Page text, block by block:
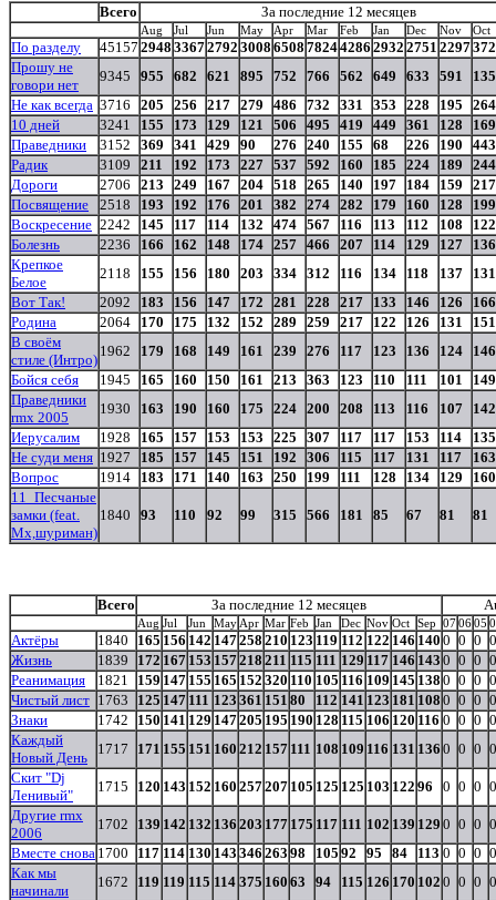
Всего За последние 12 месяцев
Aug Jul Jun May Apr Mar Feb Jan Dec Nov Oct
По разделу 45157 2948 33672792 3008 6508 78244286 2932 2751 2297
Прошу не
говори нет
9345 955 682 621 895 752 766 562 649 633 591
Не как всегда 3716 205 256 217 279 486 732 331 353 228 195
264
10 дней
3241 155 173 129 121 506 495 419 449 361 128
169
Праведники
3152 369 341 429 90 276 240 155 68 226 190
443
Радик
3109 211 192 173 227 537 592 160 185 224 189
244
Дороги
2706 213 249 167 204 518 265 140 197 184 159
217
Посвящение
2518 193 192 176 201 382 274 282 179 160 128
199
Воскресение 2242 145 117 114 132 474 567 116 113 112 108
122
Болезнь
2236 166 162 148 174 257 466 207 114 129 127
136
Крепкое
Белое
2118 155 156 180 203 334 312 116 134 118 137
131
Вот Так!
2092 183 156 147 172 281 228 217 133 146 126
166
Родина
2064 170 175 132 152 289 259 217 122 126 131
151
В своём
стиле (Интро)
1962 179 168 149 161 239 276 117 123 136 124
146
Бойся себя
1945 165 160 150 161 213 363 123 110 111 101
149
Праведники
rmx 2005
1930 163 190 160 175 224 200 208 113 116 107
142
Иерусалим
1928 165 157 153 153 225 307 117 117 153 114
135
Не суди меня 1927 185 157 145 151 192 306 115 117 131 117
163
Вопрос
1914 183 171 140 163 250 199 111 128 134 129
160
11_Песчаные
замки (feat.
Mx,шуриман)
1840 93 110 92 99 315 566 181 85 67 81 81
Всего За последние 12 месяцев
Aug Jul Jun May Apr Mar Feb Jan Dec Nov Oct Sep 070605
Актёры 1840 165 156 142 147258 210 123 119 112 122 146 140 0 0 0 0
Жизнь
1839 172 167 153 157218 211 115 111 129 117 146 143 0 0 0 0
Реанимация
1821 159 147 155 165 152 320 110 105 116 109 145 138 0 0 0 0
Чистый лист 1763 125 147 111 123 361 151 80 112 141 123 181 108 0 0 0 0
Знаки
1742 150 141 129 147205 195 190 128 115 106 120 116 0 0 0 0
Каждый
Новый День
1717 171 155 151 160 212 157 111 108 109 116 131 136 0 0 0 0
Скит "Dj
Ленивый"
1715 120 143 152 160 257207 105 125 125 103 122 96 0 0 0 0
Другие rmx
2006
1702 139 142 132 136 203 177 175 117 111 102 139 129 0 0 0 0
Вместе снова 1700 117 114 130 143 346 263 98 105 92 95 84 113 0 0 0 0
Как мы
начинали
1672 119 119 115 114 375 160 63 94 115 126 170 102 0 0 0 0